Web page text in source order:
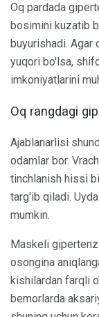
Oq pardada
bosimini kuzatib
buyurishadi. Agar
yuqori bo'lsa,
imkoniyatlarini
Oq rangdagi
Ajablanarlisi
odamlar bor.
tinchlanish hissi
targ'ib qiladi.
mumkin.
Maskeli
osongina
kishilardan farqli
bemorlarda